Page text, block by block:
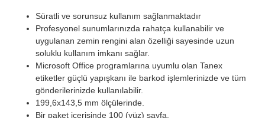
Süratli ve sorunsuz kullanım sağlanmaktadır
Profesyonel sunumlarınızda rahatça kullanabilir ve
uygulanan zemin rengini alan özelliği sayesinde uzun
soluklu kullanım imkanı sağlar.
Microsoft Office programlarına uyumlu olan Tanex
etiketler güçlü yapışkanı ile barkod işlemlerinizde ve tüm
gönderilerinizde kullanılabilir.
199,6x143,5 mm ölçülerinde.
Bir paket içerisinde 100 (yüz) sayfa.